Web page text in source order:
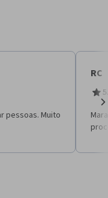
pessoas. Muito
RC